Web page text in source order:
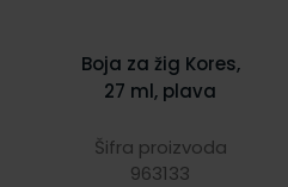
Boja za žig Kores,
27 ml, plava
Šifra proizvoda
963133